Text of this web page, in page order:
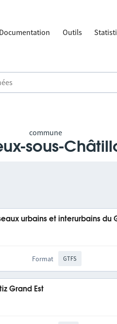
Documentation Outils
commune
sous-
urbains et interurbains du
Format GTFS
Grand Est